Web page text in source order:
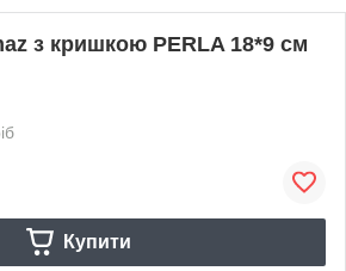
з кришкою PERLA 18*9 см
Купити